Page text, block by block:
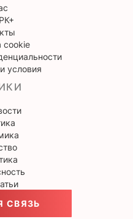
cookie
условия
СВЯЗЬ